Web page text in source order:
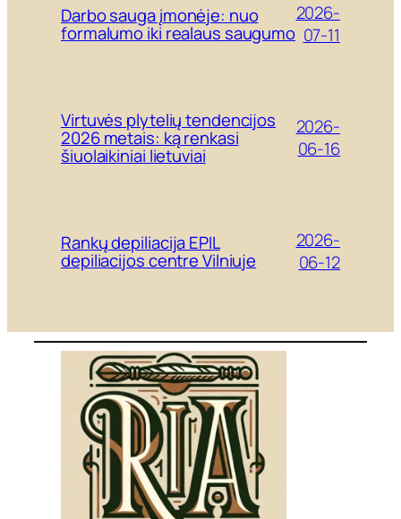
Darbo sauga įmonėje: nuo
formalumo iki realaus saugumo
2026-
07-11
Virtuvės plytelių tendencijos
2026 metais: ką renkasi
šiuolaikiniai lietuviai
2026-
06-16
Rankų depiliacija EPIL
depiliacijos centre Vilniuje
2026-
06-12